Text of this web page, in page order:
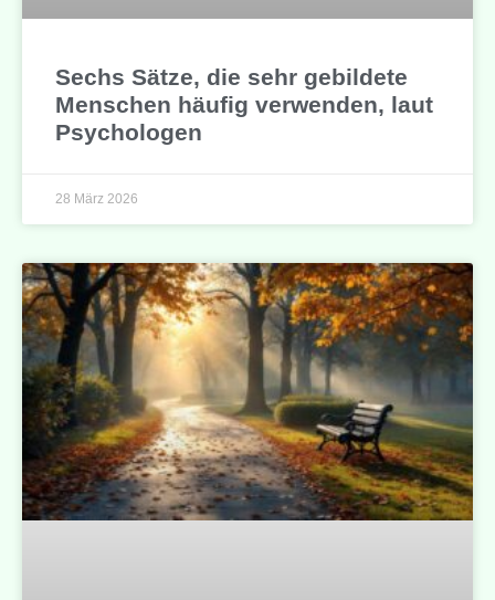
Sechs Sätze, die sehr gebildete
Menschen häufig verwenden, laut
Psychologen
28 März 2026